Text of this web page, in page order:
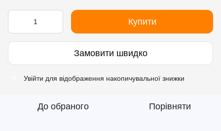
Купити
Замовити швидко
Увійти для відображення накопичувальної знижки
До обраного Порівняти